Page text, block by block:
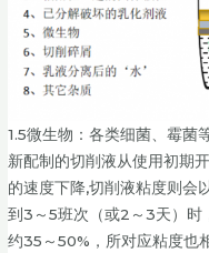
1.5微生物：各类细菌、霉菌
新配制的切削液从使用初期
的速度下降,切削液粘度则会
到3～5班次（或2～3天）时
约35～50%，所对应粘度也